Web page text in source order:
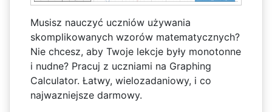
Musisz nauczyć uczniów używania
skomplikowanych wzorów matematycznych?
Nie chcesz, aby Twoje lekcje były monotonne
i nudne? Pracuj z uczniami na Graphing
Calculator. Łatwy, wielozadaniowy, i co
najwazniejsze darmowy.